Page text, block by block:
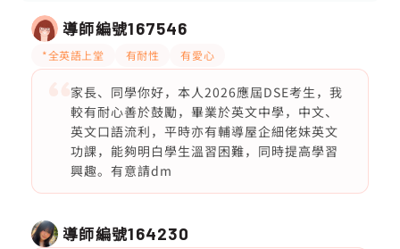
導師編號167546
*全英語上堂 有耐性 有愛心
家長、同學你好，本人2026應屆DSE考生，我
較有耐心善於鼓勵，畢業於英文中學，中文、
英文口語流利，平時亦有輔導屋企細佬妹英文
功課，能夠明白學生溫習困難，同時提高學習
興趣。有意請dm
導師編號164230